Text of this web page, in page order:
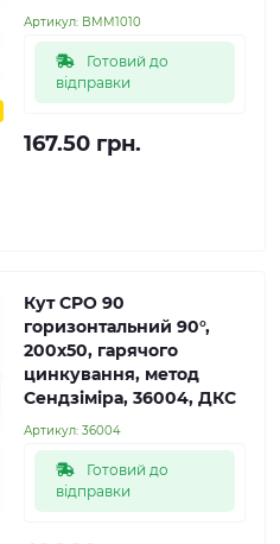
Артикул: BMM1010
Готовий до
відправки
167.50 грн.
Кут CPO 90
горизонтальний 90°,
200х50, гарячого
цинкування, метод
Сендзіміра, 36004, ДКС
Артикул: 36004
Готовий до
відправки